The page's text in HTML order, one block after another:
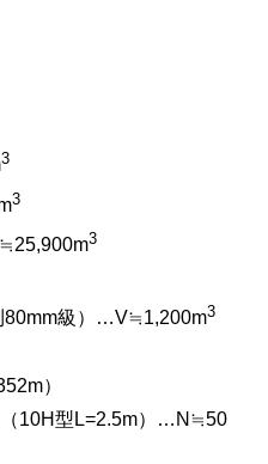
3
3
3
80mm級）…V≒1,200m3
）
10H型L=2.5m）…N≒50